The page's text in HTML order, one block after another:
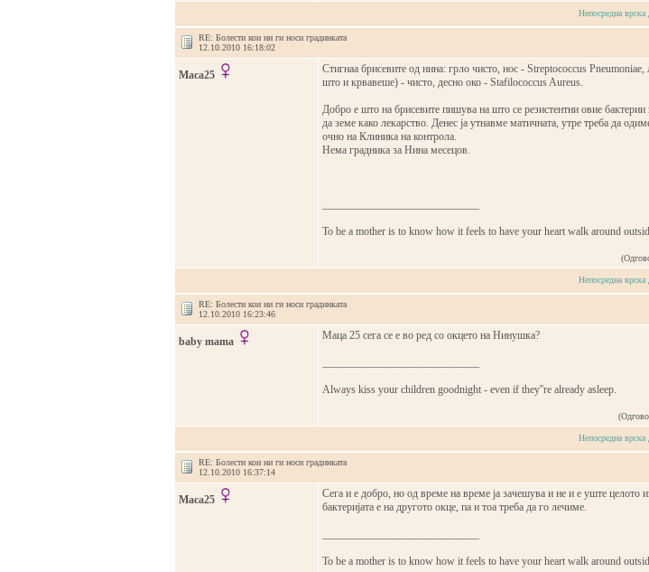
Непосредна врска
RE: Болести кои ни ги носи градинката
12.10.2010 16:18:02
Maca25
Стигнаа брисевите од нина: грло чисто, нос - Streptococcus Pneumoniae,
што и крвавеше) - чисто, десно око - Stafilococcus Aureus.
Добро е што на брисевите пишува на што се резистентни овие
да земе како лекарство. Денес ја утнавме матичната, утре треба да
очно на Клиника на контрола.
Нема градника за Нина месецов.
To be a mother is to know how it feels to have your heart walk around
Непосредна врска
RE: Болести кои ни ги носи градинката
12.10.2010 16:23:46
baby mama Маца 25 сега се е во ред со окцето на Нинушка?
Always kiss your children goodnight - even if they''re already asleep.
Непосредна врска
RE: Болести кои ни ги носи градинката
12.10.2010 16:37:14
Maca25
Сега и е добро, но од време на време ја зачешува и не и е уште целото
бактеријата е на другото окце, па и тоа треба да го лечиме.
To be a mother is to know how it feels to have your heart walk around